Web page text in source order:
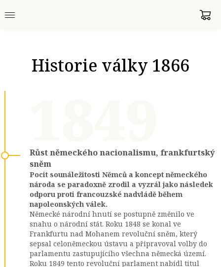
Historie války 1866
Růst německého nacionalismu, frankfurtský
sněm
Pocit sounáležitosti Němců a koncept německého
národa se paradoxně zrodil a vyzrál jako následek
odporu proti francouzské nadvládě během
napoleonských válek.
Německé národní hnutí se postupně změnilo ve
snahu o národní stát. Roku 1848 se konal ve
Frankfurtu nad Mohanem revoluční sněm, který
sepsal celoněmeckou ústavu a připravoval volby do
parlamentu zastupujícího všechna německá území.
Roku 1849 tento revoluční parlament nabídl titul